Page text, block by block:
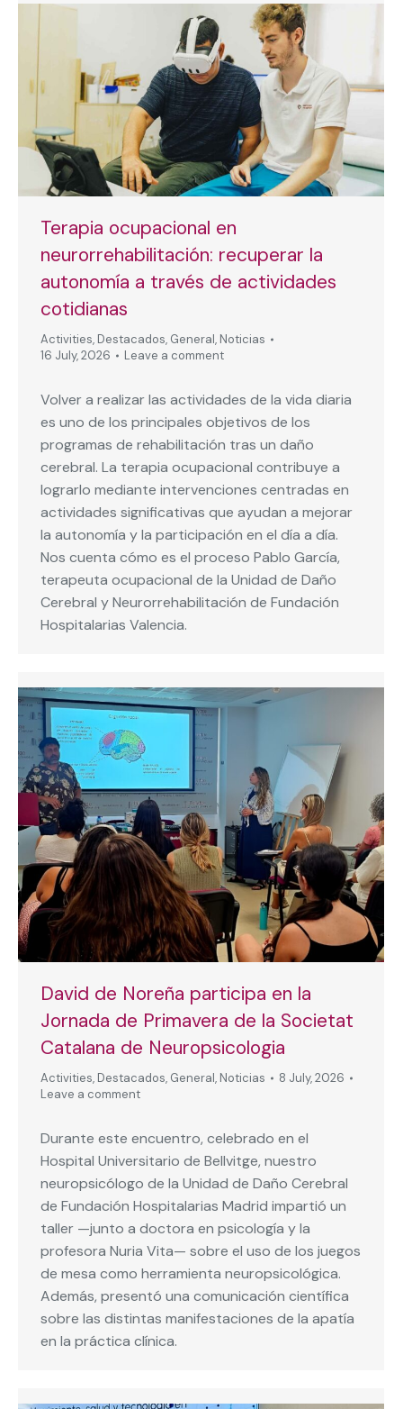
Terapia ocupacional en
neurorrehabilitación: recuperar la
autonomía a través de actividades
cotidianas
Activities, Destacados, General, Noticias
16 July, 2026
Leave a comment
Volver a realizar las actividades de la vida diaria
es uno de los principales objetivos de los
programas de rehabilitación tras un daño
cerebral. La terapia ocupacional contribuye a
lograrlo mediante intervenciones centradas en
actividades significativas que ayudan a mejorar
la autonomía y la participación en el día a día.
Nos cuenta cómo es el proceso Pablo García,
terapeuta ocupacional de la Unidad de Daño
Cerebral y Neurorrehabilitación de Fundación
Hospitalarias Valencia.
David de Noreña participa en la
Jornada de Primavera de la Societat
Catalana de Neuropsicologia
Activities, Destacados, General, Noticias
8 July, 2026
Leave a comment
Durante este encuentro, celebrado en el
Hospital Universitario de Bellvitge, nuestro
neuropsicólogo de la Unidad de Daño Cerebral
de Fundación Hospitalarias Madrid impartió un
taller —junto a doctora en psicología y la
profesora Nuria Vita— sobre el uso de los juegos
de mesa como herramienta neuropsicológica.
Además, presentó una comunicación científica
sobre las distintas manifestaciones de la apatía
en la práctica clínica.